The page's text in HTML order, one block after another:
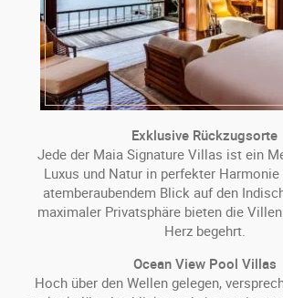
Exklusive Rückzugsorte
Jede der Maia Signature Villas ist ein
Luxus und Natur in perfekter
atemberaubendem Blick auf den
maximaler Privatsphäre bieten die
Herz begehrt.
Ocean View Pool Villas
Hoch über den Wellen gelegen,